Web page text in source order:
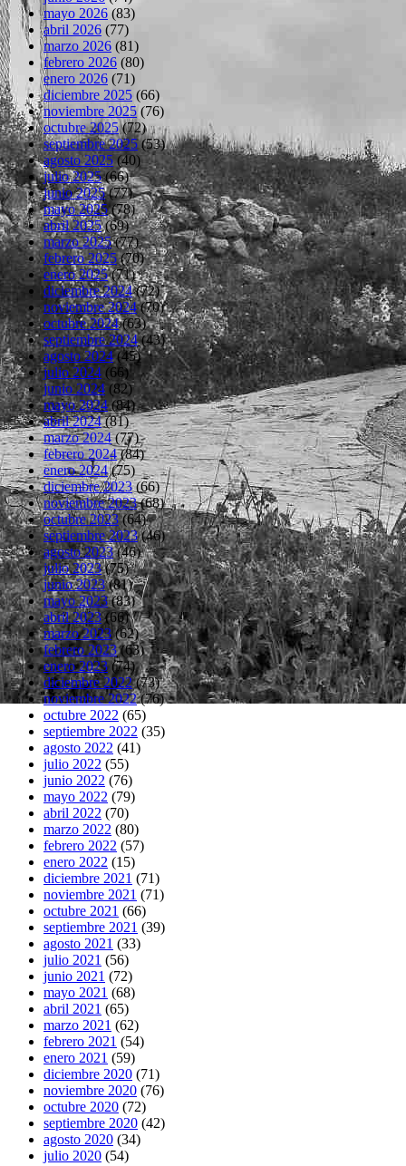
mayo 2026 (83)
abril 2026 (77)
marzo 2026 (81)
febrero 2026 (80)
enero 2026 (71)
diciembre 2025 (66)
noviembre 2025 (76)
octubre 2025(72)
septiembre 2025(53)
agosto 2025(40)
julio 2025(66)
junio 2025(77)
mayo 2025(78)
abril 2025(69)
marzo 2025(77)
febrero 2025(70)
enero 2025(71)
diciembre 2024(72)
noviembre 2024(70)
octubre 2024(63)
septiembre 2024(43)
agosto 2024(45)
julio 2024 (66)
junio 2024 (82)
mayo 2024(84)
abril 2024(81)
marzo 2024(77)
febrero 2024(84)
enero 2024(75)
diciembre 2023(66)
noviembre 2023(68)
octubre 2023(64)
septiembre 2023(46)
agosto 2023(46)
julio 2023(75)
junio 2023(81)
mayo 2023(83)
abril 2023(66)
marzo 2023(62)
febrero 2023(63)
enero 2023(74)
diciembre 2022(73)
noviembre 2022(76)
octubre 2022 (65)
septiembre 2022 (35)
agosto 2022 (41)
julio 2022 (55)
junio 2022 (76)
mayo 2022 (79)
abril 2022 (70)
marzo 2022 (80)
febrero 2022 (57)
enero 2022 (15)
diciembre 2021 (71)
noviembre 2021 (71)
octubre 2021 (66)
septiembre 2021 (39)
agosto 2021 (33)
julio 2021 (56)
junio 2021 (72)
mayo 2021 (68)
abril 2021 (65)
marzo 2021 (62)
febrero 2021 (54)
enero 2021 (59)
diciembre 2020 (71)
noviembre 2020 (76)
octubre 2020 (72)
septiembre 2020 (42)
agosto 2020 (34)
julio 2020 (54)